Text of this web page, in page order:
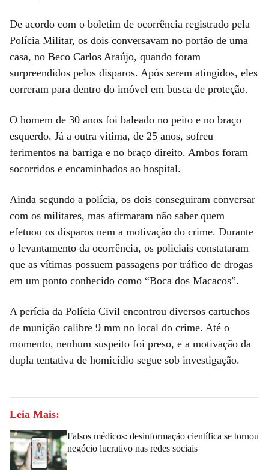
De acordo com o boletim de ocorrência registrado pela
Polícia Militar, os dois conversavam no portão de uma
casa, no Beco Carlos Araújo, quando foram
surpreendidos pelos disparos. Após serem atingidos, eles
correram para dentro do imóvel em busca de proteção.
O homem de 30 anos foi baleado no peito e no braço
esquerdo. Já a outra vítima, de 25 anos, sofreu
ferimentos na barriga e no braço direito. Ambos foram
socorridos e encaminhados ao hospital.
Ainda segundo a polícia, os dois conseguiram conversar
com os militares, mas afirmaram não saber quem
efetuou os disparos nem a motivação do crime. Durante
o levantamento da ocorrência, os policiais constataram
que as vítimas possuem passagens por tráfico de drogas
em um ponto conhecido como “Boca dos Macacos”.
A perícia da Polícia Civil encontrou diversos cartuchos
de munição calibre 9 mm no local do crime. Até o
momento, nenhum suspeito foi preso, e a motivação da
dupla tentativa de homicídio segue sob investigação.
Leia Mais:
Falsos médicos: desinformação científica se tornou
negócio lucrativo nas redes sociais